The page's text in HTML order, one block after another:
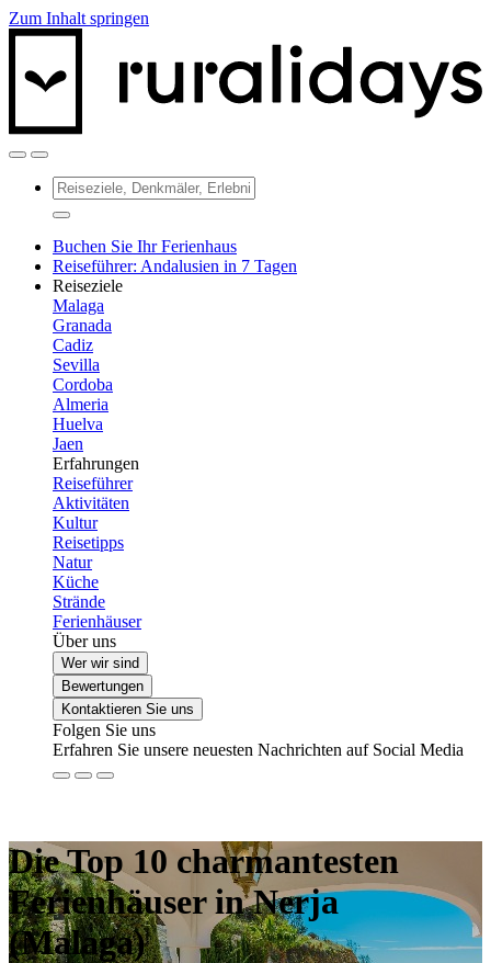
Zum Inhalt springen
Buchen Sie Ihr Ferienhaus
Reiseführer: Andalusien in 7 Tagen
Reiseziele
Malaga
Granada
Cadiz
Sevilla
Cordoba
Almeria
Huelva
Jaen
Erfahrungen
Reiseführer
Aktivitäten
Kultur
Reisetipps
Natur
Küche
Strände
Ferienhäuser
Über uns
Wer wir sind
Bewertungen
Kontaktieren Sie uns
Folgen Sie uns
Erfahren Sie unsere neuesten Nachrichten auf Social Media
Die Top 10 charmantesten
Ferienhäuser in Nerja
(Malaga)